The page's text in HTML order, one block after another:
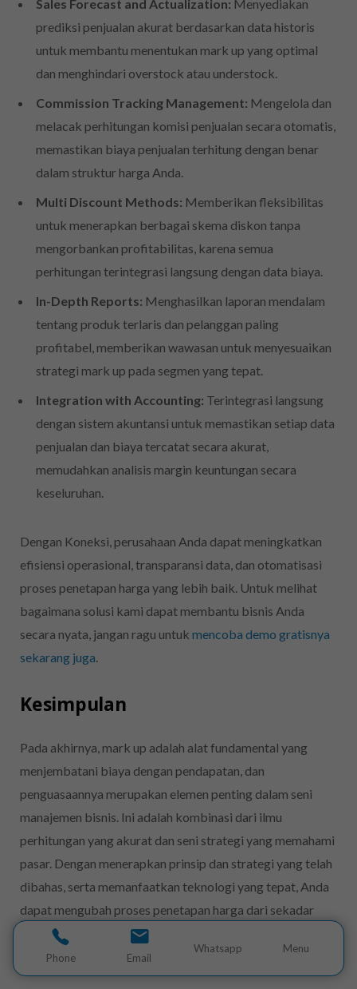
Phone Email
Whatsapp Menu
Sales Forecast and Actualization: Menyediakan
prediksi penjualan akurat berdasarkan data historis
untuk membantu menentukan mark up yang optimal
dan menghindari overstock atau understock.
Commission Tracking Management: Mengelola dan
melacak perhitungan komisi penjualan secara otomatis,
memastikan biaya penjualan terhitung dengan benar
dalam struktur harga Anda.
Multi Discount Methods: Memberikan fleksibilitas
untuk menerapkan berbagai skema diskon tanpa
mengorbankan profitabilitas, karena semua
perhitungan terintegrasi langsung dengan data biaya.
In-Depth Reports: Menghasilkan laporan mendalam
tentang produk terlaris dan pelanggan paling
profitabel, memberikan wawasan untuk menyesuaikan
strategi mark up pada segmen yang tepat.
Integration with Accounting: Terintegrasi langsung
dengan sistem akuntansi untuk memastikan setiap data
penjualan dan biaya tercatat secara akurat,
memudahkan analisis margin keuntungan secara
keseluruhan.
Dengan Koneksi, perusahaan Anda dapat meningkatkan
efisiensi operasional, transparansi data, dan otomatisasi
proses penetapan harga yang lebih baik. Untuk melihat
bagaimana solusi kami dapat membantu bisnis Anda
secara nyata, jangan ragu untuk mencoba demo gratisnya
sekarang juga
Kesimpulan
Pada akhirnya, mark up adalah alat fundamental yang
menjembatani biaya dengan pendapatan, dan
penguasaannya merupakan elemen penting dalam seni
manajemen bisnis. Ini adalah kombinasi dari ilmu
perhitungan yang akurat dan seni strategi yang memahami
pasar. Dengan menerapkan prinsip dan strategi yang telah
dibahas, serta memanfaatkan teknologi yang tepat, Anda
dapat mengubah proses penetapan harga dari sekadar
rutinitas operasional menjadi keunggulan kompetitif yang
mendorong profitabilitas dan pertumbuhan berkelanjutan.